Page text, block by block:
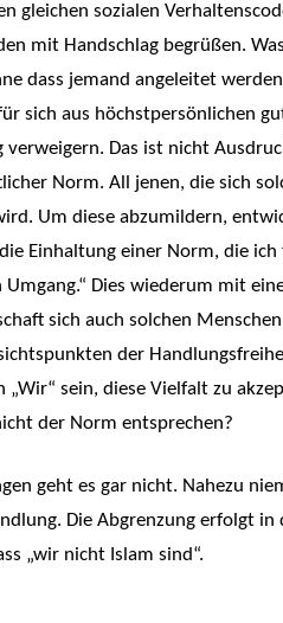
gleichen sozialen
mit Handschlag begrüßen.
dass jemand angeleitet
sich aus höchstpersönlichen
Das ist nicht
Norm. All jenen, die sich
Um diese abzumildern,
Einhaltung einer Norm, die
Dies wiederum mit
sich auch solchen
der
sein, diese Vielfalt zu
der Norm entsprechen?
geht es gar nicht. Nahezu
Die Abgrenzung erfolgt
„wir nicht Islam sind“.